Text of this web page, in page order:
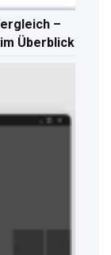
–
Überblick